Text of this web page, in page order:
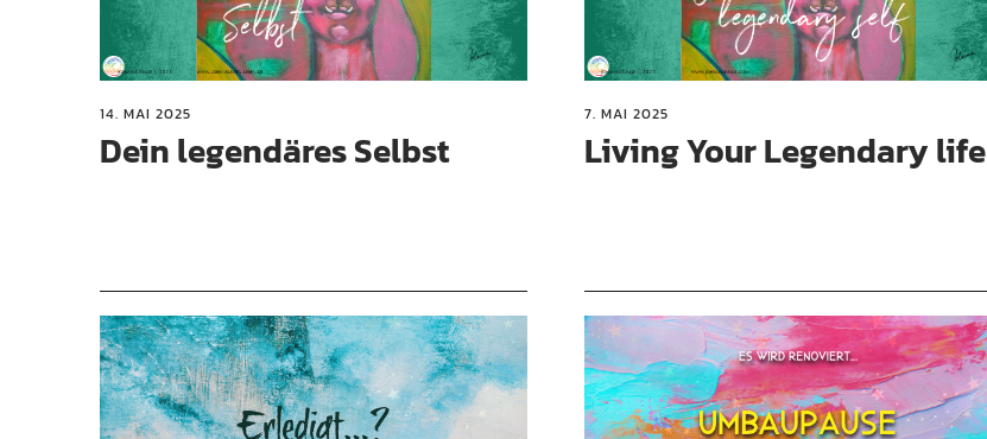
14. MAI 2025
Dein legendäres Selbst
7. MAI 2025
Living Your Legendary life